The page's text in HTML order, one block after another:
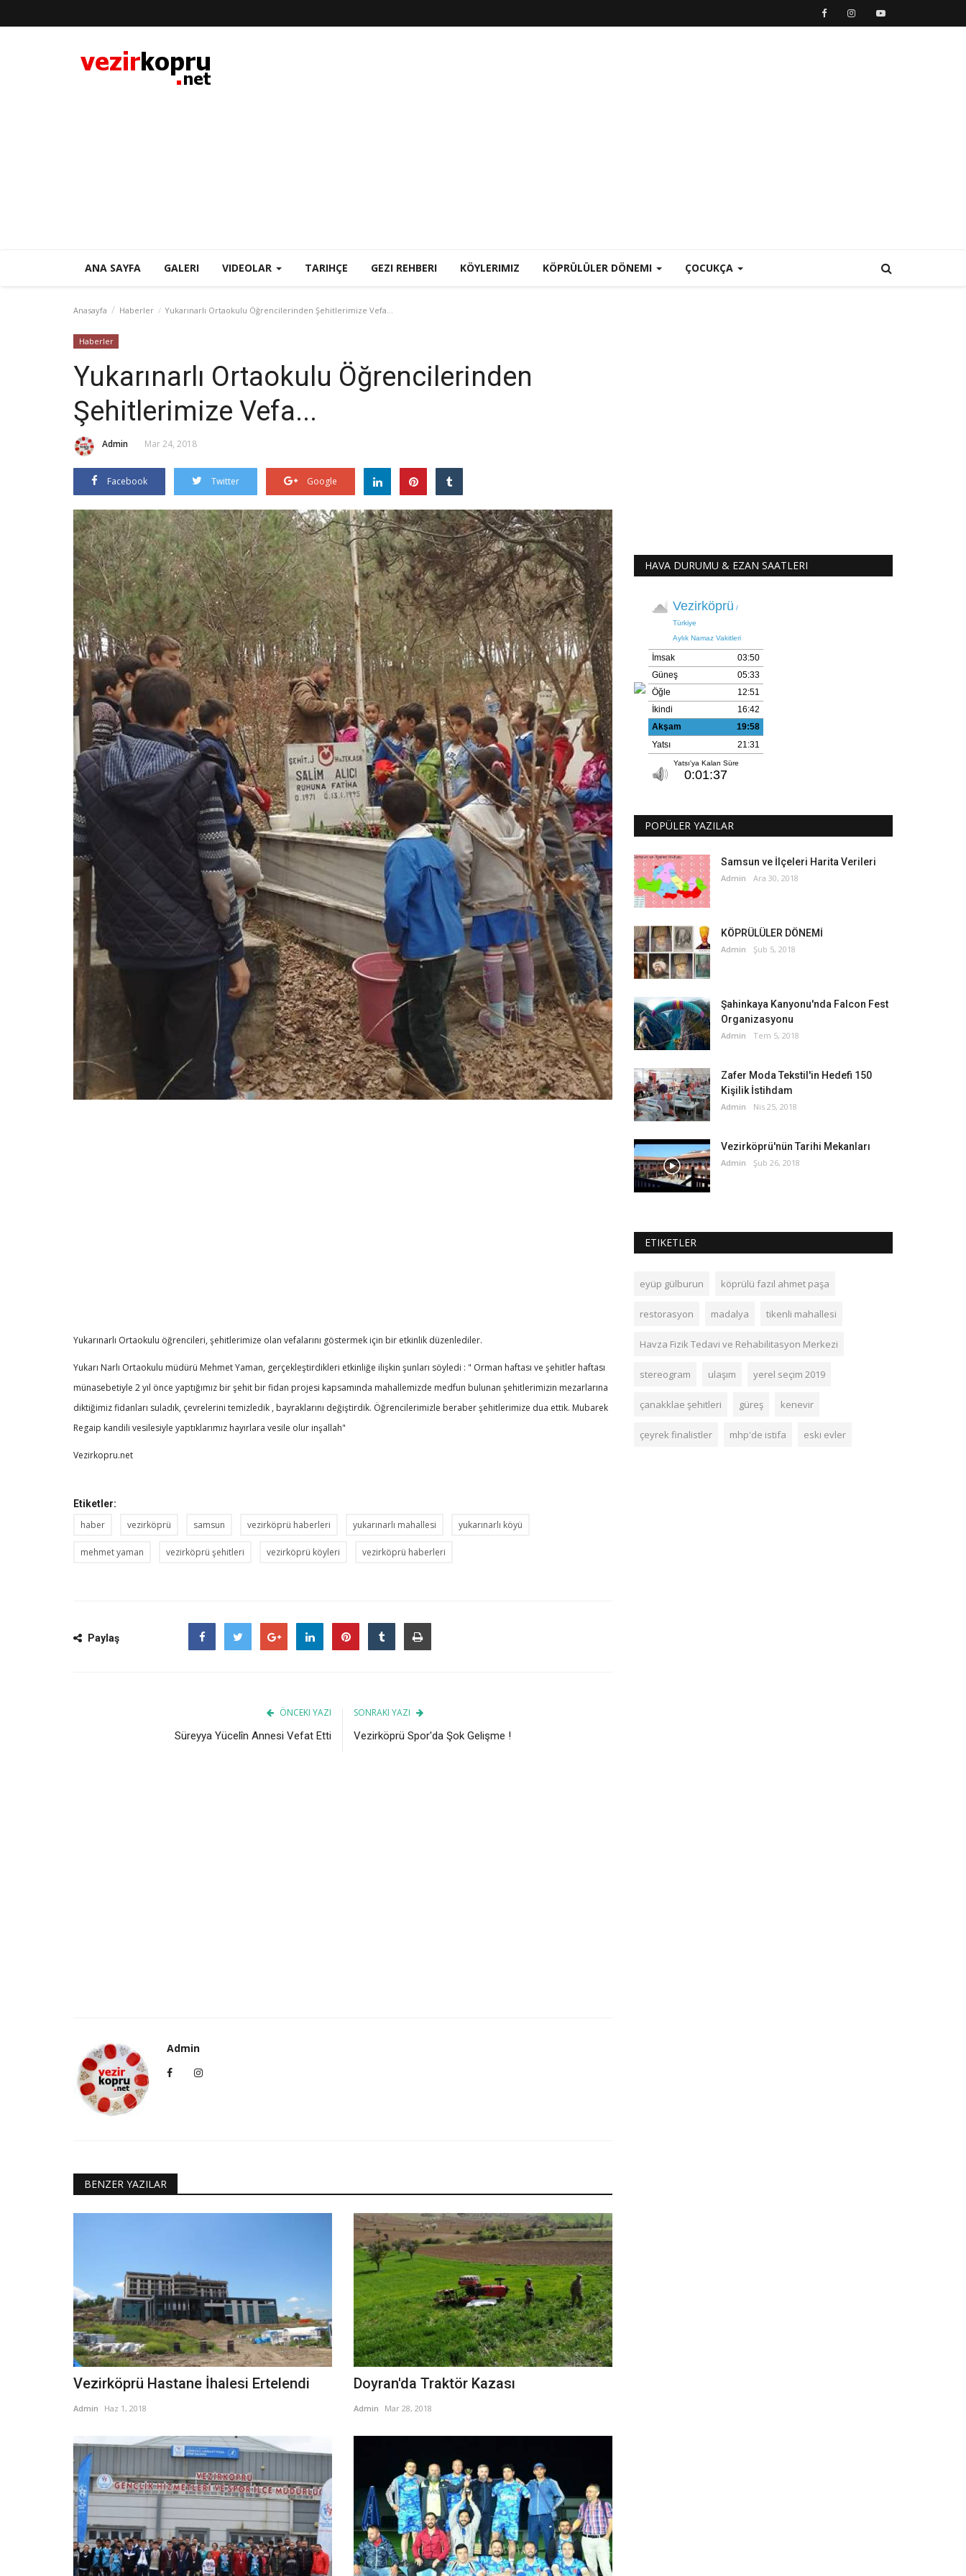
ANA SAYFA GALERI VIDEOLAR TARIHÇE GEZI REHBERI KÖYLERIMIZ KÖPRÜLÜLER DÖNEMI ÇOCUKÇA
Anasayfa Haberler Yukarınarlı Ortaokulu Öğrencilerinden Şehitlerimize Vefa...
Haberler
Yukarınarlı Ortaokulu Öğrencilerinden
Şehitlerimize Vefa...
Admin Mar 24, 2018
Facebook Twitter Google
Yukarınarlı Ortaokulu öğrencileri, şehitlerimize olan vefalarını göstermek için bir etkinlik düzenlediler.
Yukarı Narlı Ortaokulu müdürü Mehmet Yaman, gerçekleştirdikleri etkinliğe ilişkin şunları söyledi : " Orman haftası ve şehitler haftası
münasebetiyle 2 yıl önce yaptığımız bir şehit bir fidan projesi kapsamında mahallemizde medfun bulunan şehitlerimizin mezarlarına
diktiğimiz fidanları suladık, çevrelerini temizledik , bayraklarını değiştirdik. Öğrencilerimizle beraber şehitlerimize dua ettik. Mubarek
Regaip kandili vesilesiyle yaptıklarımız hayırlara vesile olur inşallah"
Vezirkopru.net
Etiketler:
haber vezirköprü samsun vezirköprü haberleri yukarınarlı mahallesi yukarınarlı köyü
mehmet yaman vezirköprü şehitleri vezirköprü köyleri vezirköprü haberleri
Paylaş
ÖNCEKI YAZI
Süreyya Yücelîn Annesi Vefat Etti
SONRAKI YAZI
Vezirköprü Spor'da Şok Gelişme !
Admin
BENZER YAZILAR
Vezirköprü Hastane İhalesi Ertelendi
Admin Haz 1, 2018
Doyran'da Traktör Kazası
Admin Mar 28, 2018
HAVA DURUMU & EZAN SAATLERI
POPÜLER YAZILAR
Samsun ve İlçeleri Harita Verileri
Admin Ara 30, 2018
KÖPRÜLÜLER DÖNEMİ
Admin Şub 5, 2018
Şahinkaya Kanyonu'nda Falcon Fest
Organizasyonu
Admin Tem 5, 2018
Zafer Moda Tekstil'in Hedefi 150
Kişilik İstihdam
Admin Nis 25, 2018
Vezirköprü'nün Tarihi Mekanları
Admin Şub 26, 2018
ETIKETLER
eyüp gülburun köprülü fazıl ahmet paşa
restorasyon madalya tikenli mahallesi
Havza Fizik Tedavi ve Rehabilitasyon Merkezi
stereogram ulaşım yerel seçim 2019
çanakklae şehitleri güreş kenevir
çeyrek finalistler mhp'de istifa eski evler